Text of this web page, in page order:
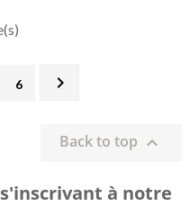
6 
Back to top 
à notre